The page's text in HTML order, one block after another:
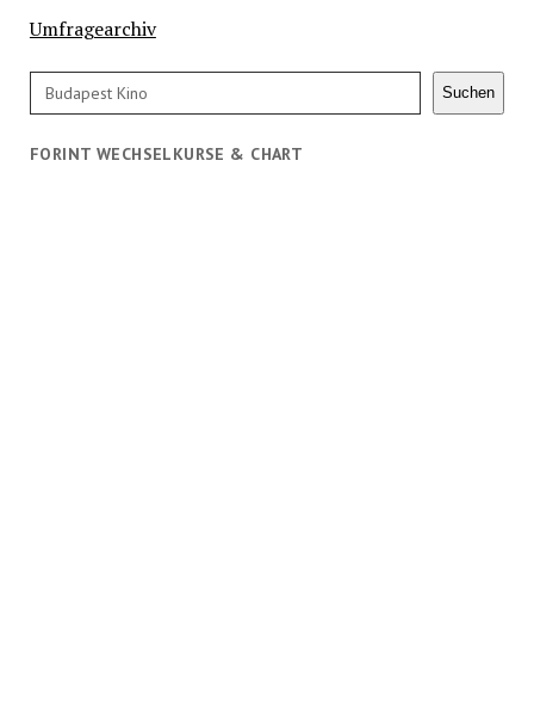
Umfragearchiv
Suchen Suchen
FORINT WECHSELKURSE & CHART